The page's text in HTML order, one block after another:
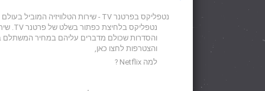
נטפליקס בפרטנר TV - שירות הטלוויזיה המוביל בעולם בלחיצת כפתור בשלט
נטפליקס בלחיצת כפתור בשלט של פרטנר TV. שירות הטלוויזיה של
והסדרות שכולם מדברים עליהם במחיר המשתלם
והצטרפות לחצו כאן,
למה Netflix ?